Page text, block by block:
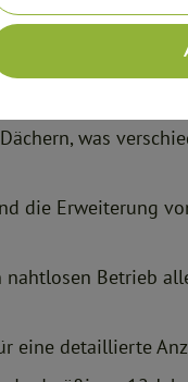
Stränge für
was
die Erweiterung
Betrieb
eine detaillierte